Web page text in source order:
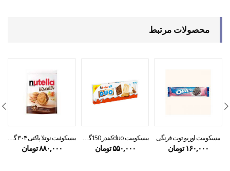
محصولات مرتبط
بیسکوییت اوریو توت فرنگی
۱۶۰,۰۰۰ تومان
بیسکوییت duoکیندر 150گرمی
۵۵۰,۰۰۰تومان
بیسکوئیت نوتلا پاکتی ۳۰۴ گرمی
۸۸۰,۰۰۰ تومان